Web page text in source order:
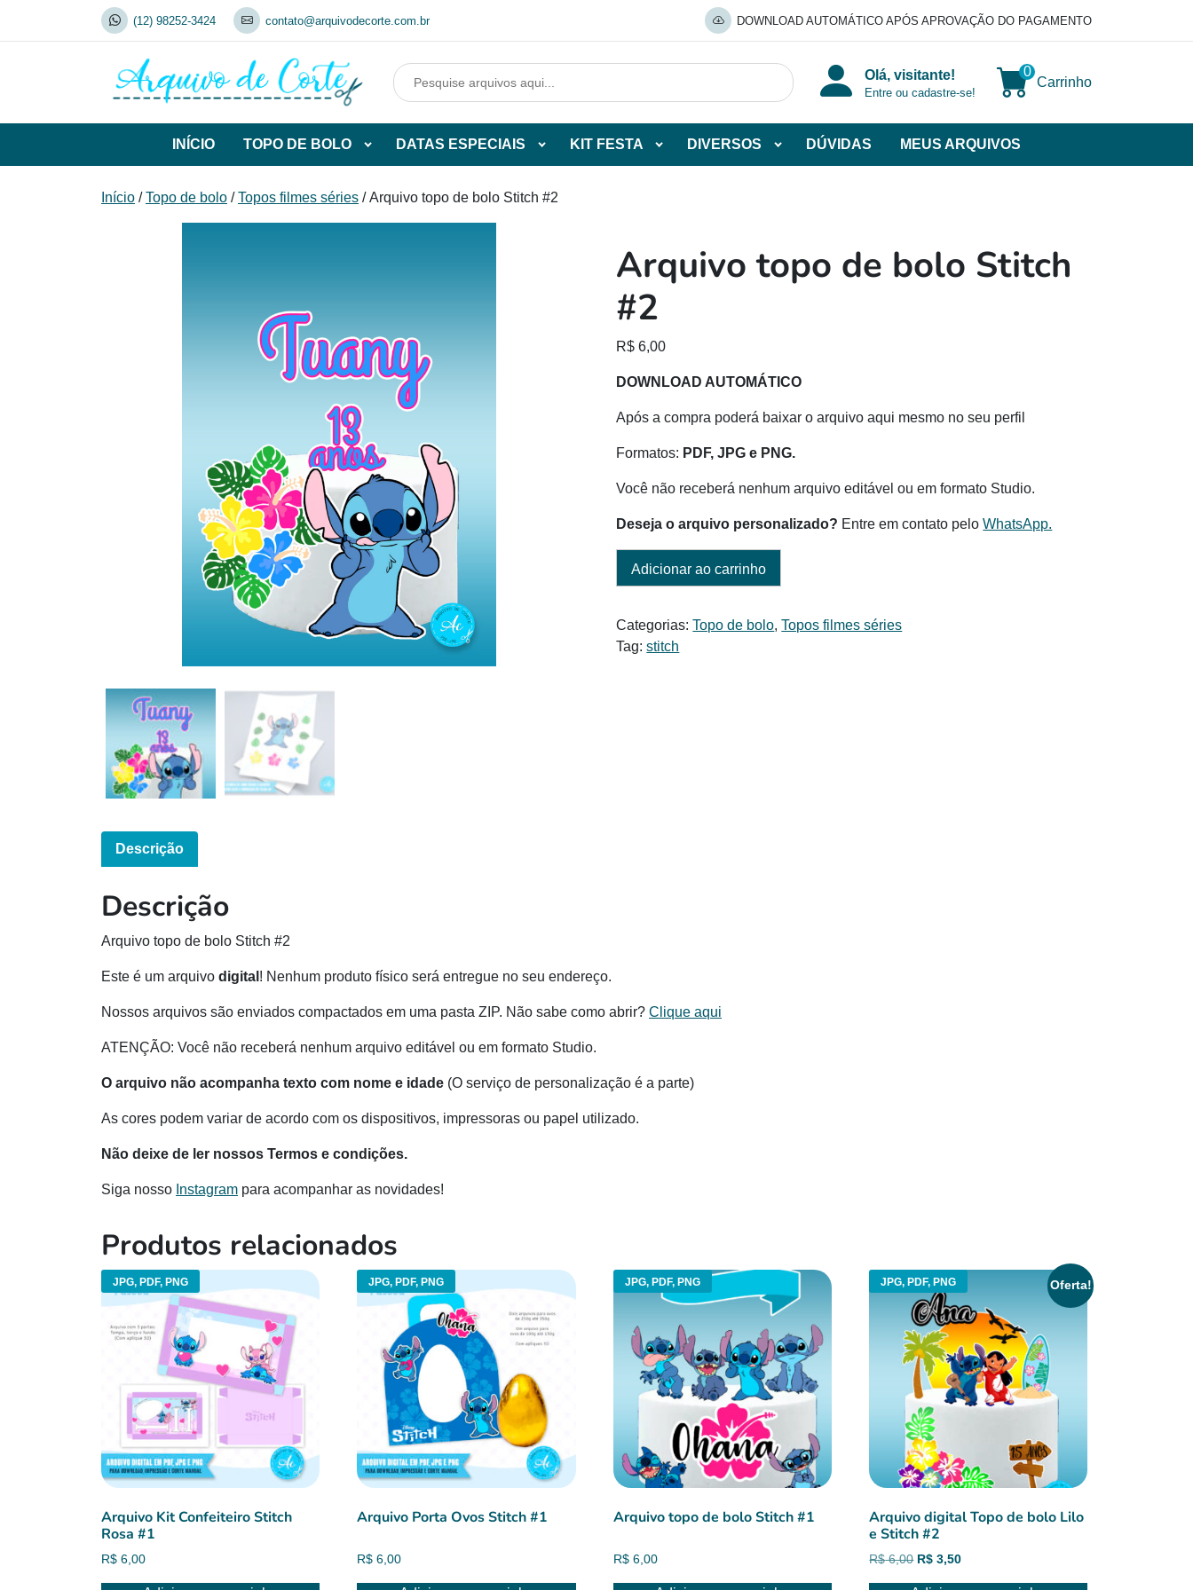
(12) 98252-3424 contato@arquivodecorte.com.br DOWNLOAD AUTOMÁTICO APÓS APROVAÇÃO DO PAGAMENTO
Olá, visitante!
Entre ou cadastre-se!
0
Carrinho
INÍCIO TOPO DE BOLO
de
DATAS ESPECIAIS
de
KIT FESTA DIVERSOS DÚVIDAS MEUS ARQUIVOS
Início /Topo de bolo /Topos filmes séries / Arquivo topo de bolo Stitch #2
Arquivo topo de bolo Stitch
#2
R$ 6,00
DOWNLOAD AUTOMÁTICO
Após a compra poderá baixar o arquivo aqui mesmo no seu perfil
Formatos: PDF, JPG e PNG.
Você não receberá nenhum arquivo editável ou em formato Studio.
Deseja o arquivo personalizado? Entre em contato peloWhatsApp.
Adicionar ao carrinho
Categorias:Topo de bolo,Topos filmes séries
Tag:stitch
Descrição
Descrição
Arquivo topo de bolo Stitch #2
Este é um arquivo digital ! Nenhum produto físico será entregue no seu endereço.
Nossos arquivos são enviados compactados em uma pasta ZIP. Não sabe como abrir? Clique aqui
ATENÇÃO: Você não receberá nenhum arquivo editável ou em formato Studio.
O arquivo não acompanha texto com nome e idade (O serviço de personalização é a parte)
As cores podem variar de acordo com os dispositivos, impressoras ou papel utilizado.
Não deixe de ler nossos Termos e condições.
Siga nosso Instagram para acompanhar as novidades!
Produtos relacionados
JPG, PDF, PNG
Arquivo Kit Confeiteiro Stitch
Rosa #1
R$ 6,00
JPG, PDF, PNG
Arquivo Porta Ovos Stitch #1
R$ 6,00
JPG, PDF, PNG
Arquivo topo de bolo Stitch #1
R$6,00
JPG, PDF, PNG Oferta!
Arquivo digital Topo de bolo Lilo
e Stitch #2
R$6,00 O
R$ 3,50O